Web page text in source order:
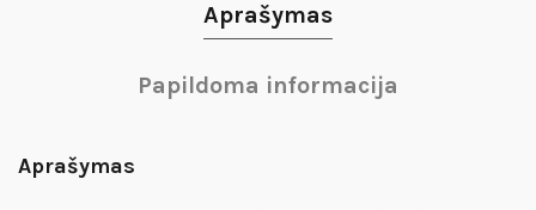
Aprašymas
Papildoma informacija
Aprašymas